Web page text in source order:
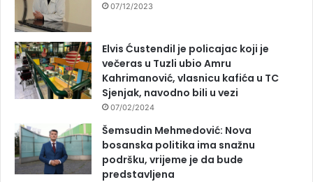
07/12/2023
Elvis Ćustendil je policajac koji je
večeras u Tuzli ubio Amru
Kahrimanović, vlasnicu kafića u TC
Sjenjak, navodno bili u vezi
07/02/2024
Šemsudin Mehmedović: Nova
bosanska politika ima snažnu
podršku, vrijeme je da bude
predstavljena